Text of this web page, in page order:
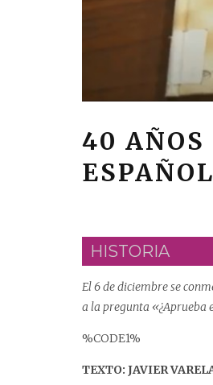
40
HISTORIA
El 6 de diciembre se
a la pregunta «¿Aprueba
%CODE1%
TEXTO: JAVIER